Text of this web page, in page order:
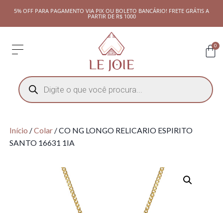
5% OFF PARA PAGAMENTO VIA PIX OU BOLETO BANCÁRIO! FRETE GRÁTIS A
PARTIR DE R$ 1000
0
Início /Colar/ CO NG LONGO RELICARIO ESPIRITO
SANTO 16631 1IA